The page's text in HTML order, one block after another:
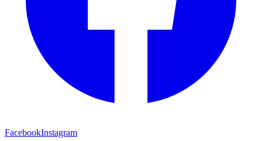
FacebookInstagram